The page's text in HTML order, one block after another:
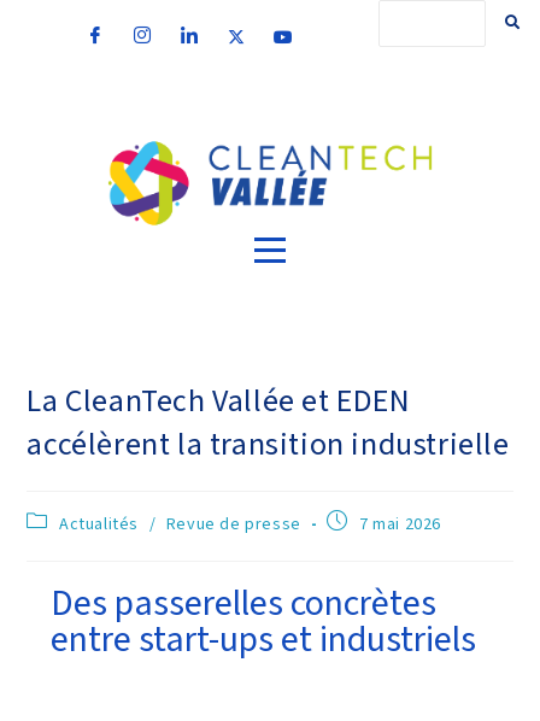
La CleanTech Vallée et EDEN
accélèrent la transition industrielle
Actualités / Revue de presse 7 mai 2026
Des passerelles concrètes
entre start-ups et industriels